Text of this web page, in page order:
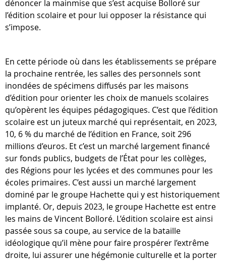
dénoncer la mainmise que s’est acquise Bolloré sur
l’édition scolaire et pour lui opposer la résistance qui
s’impose.
En cette période où dans les établissements se prépare
la prochaine rentrée, les salles des personnels sont
inondées de spécimens diffusés par les maisons
d’édition pour orienter les choix de manuels scolaires
qu’opèrent les équipes pédagogiques. C’est que l’édition
scolaire est un juteux marché qui représentait, en 2023,
10, 6 % du marché de l’édition en France, soit 296
millions d’euros. Et c’est un marché largement financé
sur fonds publics, budgets de l’État pour les collèges,
des Régions pour les lycées et des communes pour les
écoles primaires. C’est aussi un marché largement
dominé par le groupe Hachette qui y est historiquement
implanté. Or, depuis 2023, le groupe Hachette est entre
les mains de Vincent Bolloré. L’édition scolaire est ainsi
passée sous sa coupe, au service de la bataille
idéologique qu’il mène pour faire prospérer l’extrême
droite, lui assurer une hégémonie culturelle et la porter